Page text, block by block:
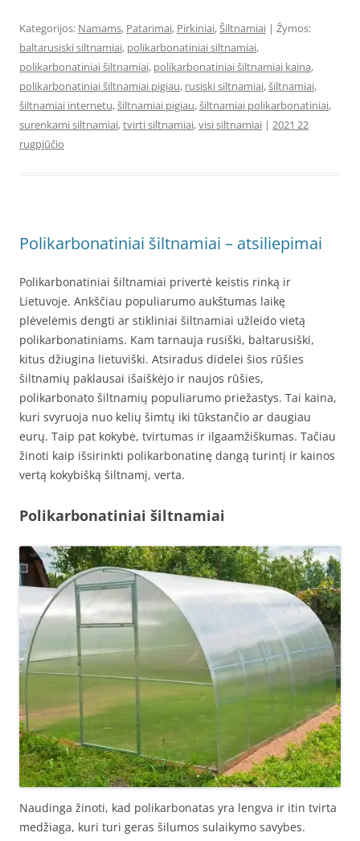
Kategorijos: Namams, Patarimai, Pirkiniai,Šiltnamiai | Žymos:
baltarusiski siltnamiai, polikarbonatiniai siltnamiai,
polikarbonatiniai šiltnamiai, polikarbonatiniai šiltnamiai kaina,
polikarbonatiniai šiltnamiai pigiau, rusiski siltnamiai,šiltnamiai,
šiltnamiai internetu,šiltnamiai pigiau,šiltnamiai polikarbonatiniai,
surenkami siltnamiai,tvirti siltnamiai,visi siltnamiai | 2021 22
rugpjūčio
Polikarbonatiniai šiltnamiai – atsiliepimai
Polikarbonatiniai šiltnamiai privertė keistis rinką ir
Lietuvoje. Ankščiau populiarumo aukštumas laikę
plėvelėmis dengti ar stikliniai šiltnamiai užleido vietą
polikarbonatiniams. Kam tarnauja rusiški, baltarusiški,
kitus džiugina lietuviški. Atsiradus didelei šios rūšies
šiltnamių paklausai išaiškėjo ir naujos rūšies,
polikarbonato šiltnamių populiarumo priežastys. Tai kaina,
kuri svyruoja nuo kelių šimtų iki tūkstančio ar daugiau
eurų. Taip pat kokybė, tvirtumas ir ilgaamžiškumas. Tačiau
žinoti kaip išsirinkti polikarbonatinę dangą turintį ir kainos
vertą kokybišką šiltnamį, verta.
Polikarbonatiniai šiltnamiai
Naudinga žinoti, kad polikarbonatas yra lengva ir itin tvirta
medžiaga, kuri turi geras šilumos sulaikymo savybes.